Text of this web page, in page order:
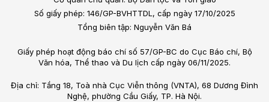
Số giấy phép: 146/GP-BVHTTDL, cấp ngày 17/10/2025
Tổng biên tập: Nguyễn Văn Bá
Giấy phép hoạt động báo chí số 57/GP-BC do Cục Báo chí, Bộ
Văn hóa, Thể thao và Du lịch cấp ngày 06/11/2025.
Địa chỉ: Tầng 18, Toà nhà Cục Viễn thông (VNTA), 68 Dương Đình
Nghệ, phường Cầu Giấy, TP. Hà Nội.